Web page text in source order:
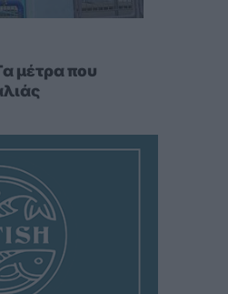
μέτρα που